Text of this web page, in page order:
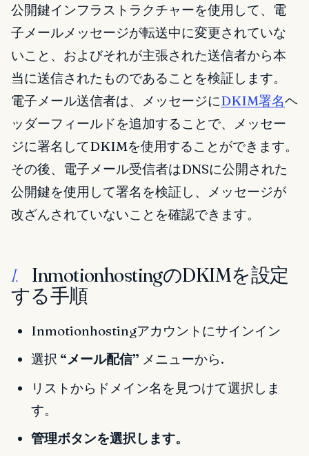
公開鍵インフラストラクチャーを使用して、電
子メールメッセージが転送中に変更されていな
いこと、およびそれが主張された送信者から本
当に送信されたものであることを検証します。
電子メール送信者は、メッセージにDKIM署名ヘ
ッダーフィールドを追加することで、メッセー
ジに署名してDKIMを使用することができます。
その後、電子メール受信者はDNSに公開された
公開鍵を使用して署名を検証し、メッセージが
改ざんされていないことを確認できます。
I.
InmotionhostingのDKIMを設定
する手順
Inmotionhostingアカウントにサインイン
選択 “メール配信” メニューから.
リストからドメイン名を見つけて選択しま
す。
管理ボタンを選択します。